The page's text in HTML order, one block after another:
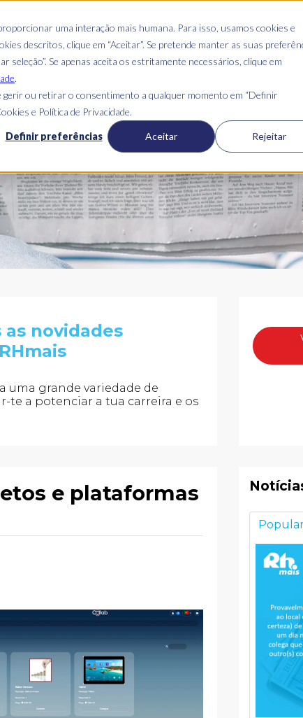
uma interação mais humana. Para isso, usamos cookies e
descritos, clique em “Aceitar”. Se pretende manter as suas
seleção”. Se apenas aceita os estritamente necessários, clique em
.
ou retirar o consentimento a qualquer momento em “Definir
e Política de Privacidade.
Definir preferências Aceitar Rejeitar
QUEM SOMOS ONDE ESTAMOS GUIA DO CANDIDATO
Blog Mais Skills
as novidades
uma grande variedade de
te a potenciar a tua carreira e os
e plataformas